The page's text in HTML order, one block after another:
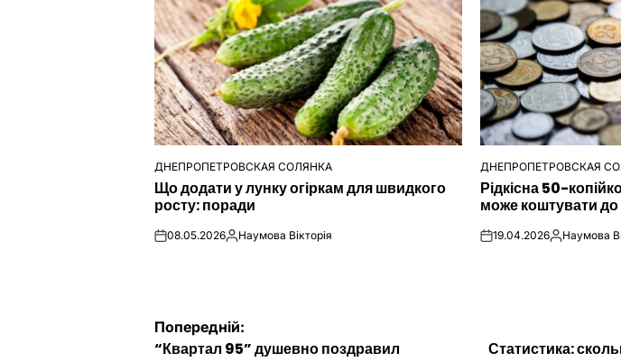
ОПУБЛІКУВАТИ
У
ДНЕПРОПЕТРОВСКАЯ СОЛЯНКА
Що додати у лунку огіркам для швидкого
росту: поради
on08.05.2026Опубліковано
Наумова Вікторія
ОПУБЛІКУВАТИ
У
ДНЕПРОПЕТРОВСКАЯ
Рідкісна 50-
може коштувати до
on19.04.2026Опубліковано
Наумова
Навігація
Попередній:
“Квартал 95” душевно поздравил
Статистика: